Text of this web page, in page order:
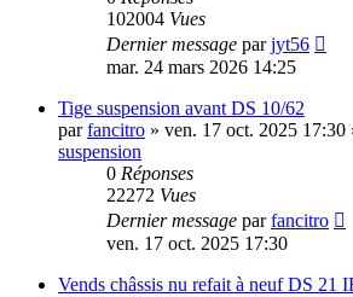
102004 Vues
Dernier message parjyt56
mar. 24 mars 2026 14:25
Tige suspension avant DS 10/62
parfancitro » ven. 17 oct. 2025 17:30
suspension
0 Réponses
22272 Vues
Dernier message parfancitro
ven. 17 oct. 2025 17:30
Vends châssis nu refait à neuf DS 21